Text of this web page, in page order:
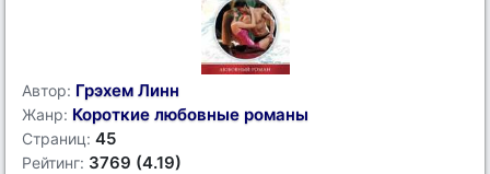
Автор: Грэхем Линн
Жанр: Короткие любовные романы
Страниц: 45
Рейтинг: 3769 (4.19)